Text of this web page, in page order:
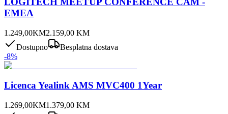
EMEA
1.249,00KM2.159,00 KM
Dostupno
Besplatna dostava
-8%
Licenca Yealink AMS MVC400 1Year
1.269,00KM1.379,00 KM